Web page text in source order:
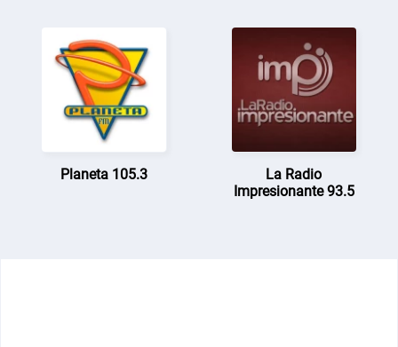
Planeta 105.3
La Radio
Impresionante 93.5